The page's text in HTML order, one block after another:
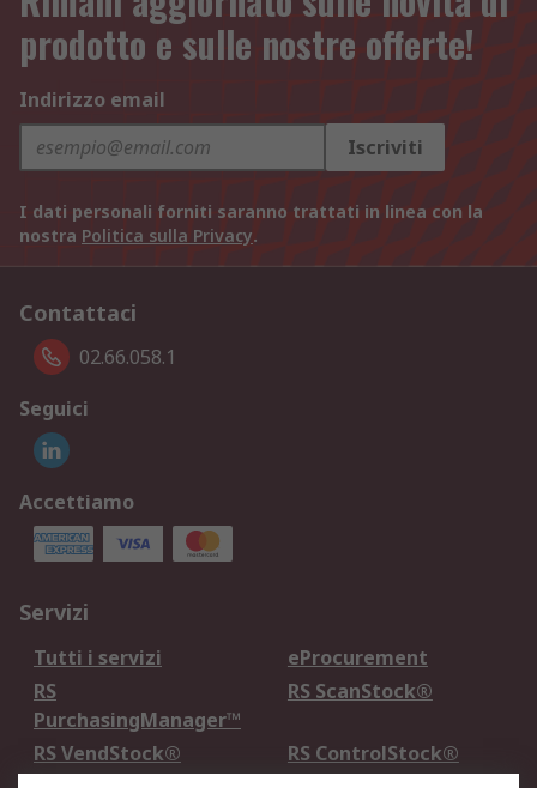
prodotto e sulle nostre offerte!
Indirizzo email
Iscriviti
I dati personali forniti saranno trattati in linea con la
nostra Politica sulla Privacy.
Contattaci
02.66.058.1
Seguici
Accettiamo
Servizi
Tutti i servizi
eProcurement
RS
PurchasingManager™
RS ScanStock®
RS VendStock®
RS ControlStock®